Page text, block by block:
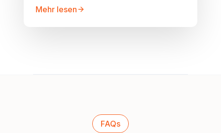
Mehr lesen
FAQs